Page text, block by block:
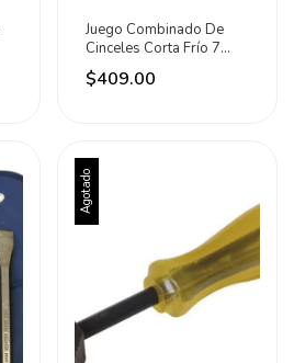
Juego Combinado De
Cinceles Corta Frío 7
Piezas Urrea
$409.00
Agotado